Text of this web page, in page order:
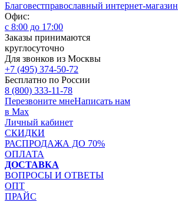
Благовестправославный интернет-магазин
Офис:
с 8:00 до 17:00
Заказы принимаются
круглосуточно
Для звонков из Москвы
+7 (495) 374-50-72
Бесплатно по России
8 (800) 333-11-78
Перезвоните мнеНаписать нам
в Max
Личный кабинет
СКИДКИ
РАСПРОДАЖА ДО 70%
ОПЛАТА
ДОСТАВКА
ВОПРОСЫ И ОТВЕТЫ
ОПТ
ПРАЙС